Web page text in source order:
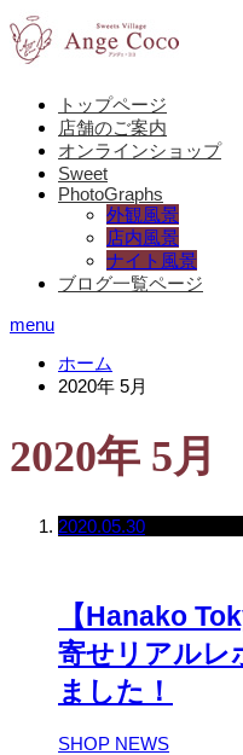
トップページ
店舗のご案内
オンラインショップ
Sweet
PhotoGraphs
外観風景
店内風景
ナイト風景
ブログ一覧ページ
menu
ホーム
2020年 5月
2020年 5月
2020.05.30
【Hanako
寄せリアルレ
ました！
SHOP NEWS